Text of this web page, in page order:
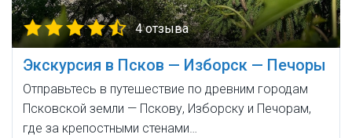
4 отзыва
Экскурсия в Псков — Изборск — Печоры
Отправьтесь в путешествие по древним городам
Псковской земли — Пскову, Изборску и Печорам,
где за крепостными стенами…